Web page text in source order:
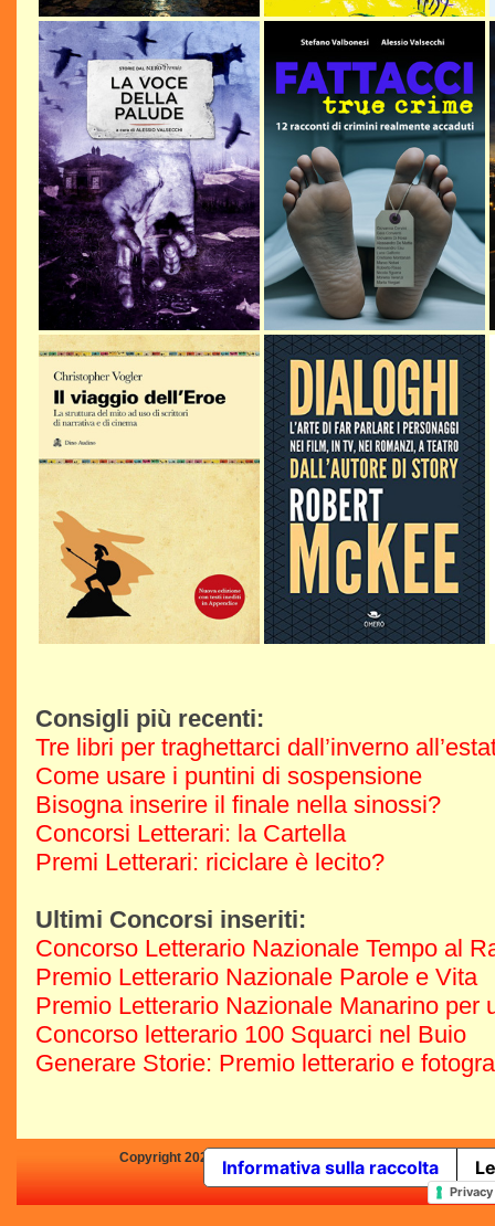
Consigli più recenti:
Tre libri per traghettarci dall’inverno
Come usare i puntini di sospensione
Bisogna inserire il finale nella sinossi?
Concorsi Letterari: la Cartella
Premi Letterari: riciclare è lecito?
Ultimi Concorsi inseriti:
Concorso Letterario Nazionale Tempo al
Premio Letterario Nazionale Parole e Vita
Premio Letterario Nazionale Manarino per
Concorso letterario 100 Squarci nel Buio
Generare Storie: Premio letterario e
Copyright 2025 by Concorsi-Letterari.it - P.IVA
In qualità di Affiliato
Informativa sulla raccolta